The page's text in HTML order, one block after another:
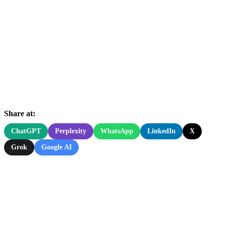
Share at:
ChatGPT Perplexity WhatsApp LinkedIn X
Grok Google AI